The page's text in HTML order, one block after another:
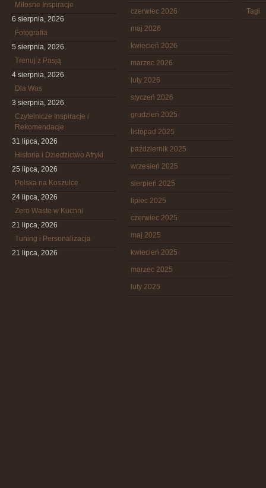
Miłosne Inspiracje
6 sierpnia, 2026
Fotografia
5 sierpnia, 2026
Trenuj z Pasją
4 sierpnia, 2026
Dla Was
3 sierpnia, 2026
Czytelnicze Inspiracje i
Rekomendacje
31 lipca, 2026
Historia i Dziedzictwo Afryki
25 lipca, 2026
Polska na Koszulce
24 lipca, 2026
Zero Waste w Kuchni
21 lipca, 2026
Tuning i Personalizacja
21 lipca, 2026
czerwiec 2026
maj 2026
kwiecień 2026
marzec 2026
luty 2026
styczeń 2026
grudzień 2025
listopad 2025
październik 2025
wrzesień 2025
sierpień 2025
lipiec 2025
czerwiec 2025
maj 2025
kwiecień 2025
marzec 2025
luty 2025
Tagi